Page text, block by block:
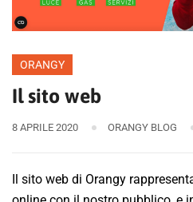
ORANGY
Il sito web
8 APRILE 2020 ORANGY BLOG
Il sito web di Orangy